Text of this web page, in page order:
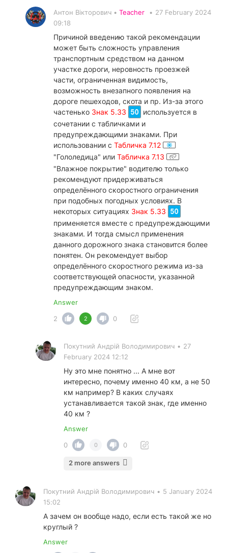
Антон Вікторович • Teacher • 27 February 2024
09:18
Причиной введению такой рекомендации
может быть сложность управления
транспортным средством на данном
участке дороги, неровность проезжей
части, ограниченная видимость,
возможность внезапного появления на
дороге пешеходов, скота и пр. Из-за этого
частенько Знак 5.33
используется в
сочетании с табличками и
предупреждающими знаками. При
использовании с Табличка 7.12
"Гололедица" или Табличка 7.13
"Влажное покрытие" водителю только
рекомендуют придерживаться
определённого скоростного ограничения
при подобных погодных условиях. В
некоторых ситуациях Знак 5.33
применяется вместе с предупреждающими
знаками. И тогда смысл применения
данного дорожного знака становится более
понятен. Он рекомендует выбор
определённого скоростного режима из-за
соответствующей опасности, указанной
предупреждающим знаком.
Answer
2
2 0
Покутний Андрiй Володимирович • 27
February 2024 12:12
Ну это мне понятно ... А мне вот
интересно, почему именно 40 км, а не 50
км например? В каких случаях
устанавливается такой знак, где именно
40 км ?
Answer
0
0 0
2 more answers
Покутний Андрiй Володимирович • 5 January 2024
15:02
А зачем он вообще надо, если есть такой же но
круглый ?
Answer